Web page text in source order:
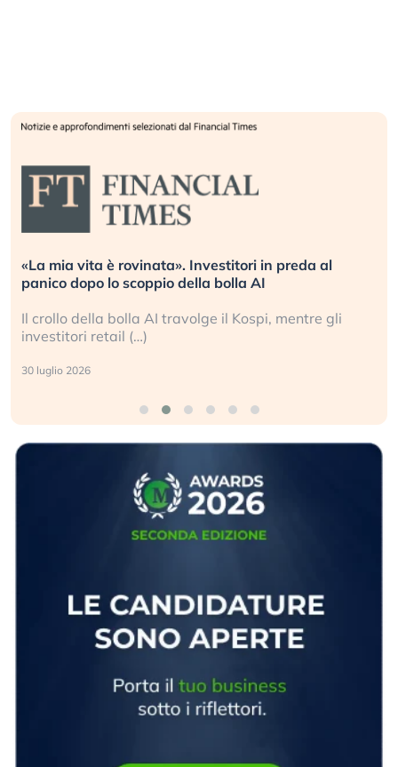
«La mia vita è rovinata». Investitori in preda al
panico dopo lo scoppio della bolla AI
Il crollo della bolla AI travolge il Kospi, mentre gli
investitori retail (…)
30 luglio 2026